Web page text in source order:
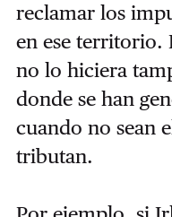
reclamar los
en ese territorio.
no lo hiciera
donde se han
cuando no sean
tributan.